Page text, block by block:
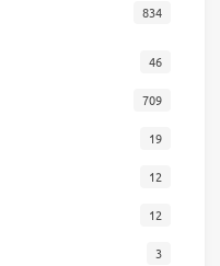
834
46
709
19
12
12
3